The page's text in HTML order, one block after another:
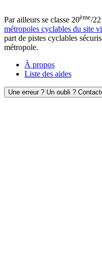
Par ailleurs se classe 20ème/22
métropoles cyclables du site
part de pistes cyclables
métropole.
À propos
Liste des aides
Une erreur ? Un oubli ?